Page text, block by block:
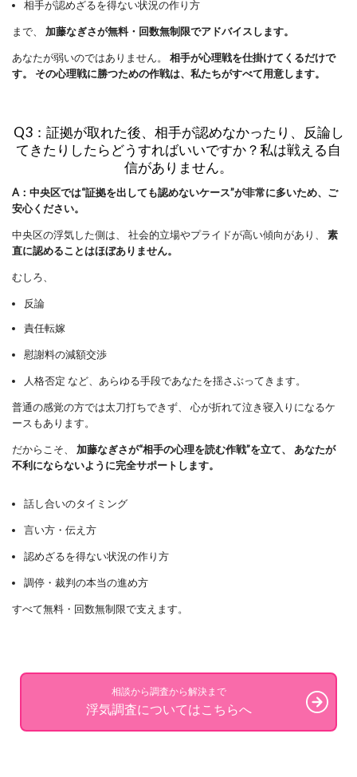
相手が認めざるを得ない状況の作り方
まで、 加藤なぎさが無料・回数無制限でアドバイスします。
あなたが弱いのではありません。 相手が心理戦を仕掛けてくるだけで
す。
その心理戦に勝つための作戦は、私たちがすべて用意します。
Q3：証拠が取れた後、相手が認めなかったり、反論し
てきたりしたらどうすればいいですか？私は戦える自
信がありません。
A：中央区では“証拠を出しても認めないケース”が非常に多いため、ご
安心ください。
中央区の浮気した側は、 社会的立場やプライドが高い傾向があり、 素
直に認めることはほぼありません。
むしろ、
反論
責任転嫁
慰謝料の減額交渉
人格否定 など、あらゆる手段であなたを揺さぶってきます。
普通の感覚の方では太刀打ちできず、 心が折れて泣き寝入りになるケ
ースもあります。
だからこそ、 加藤なぎさが“相手の心理を読む作戦”を立て、
あなたが
不利にならないように完全サポートします。
話し合いのタイミング
言い方・伝え方
認めざるを得ない状況の作り方
調停・裁判の本当の進め方
すべて無料・回数無制限で支えます。
相談から調査から解決まで
浮気調査についてはこちらへ